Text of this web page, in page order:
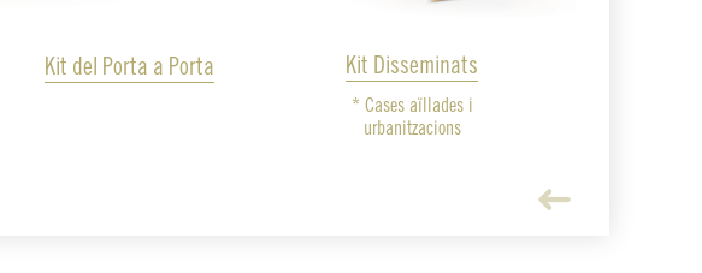
Kit del Porta a Porta Kit Disseminats
* Cases aïllades i
urbanitzacions